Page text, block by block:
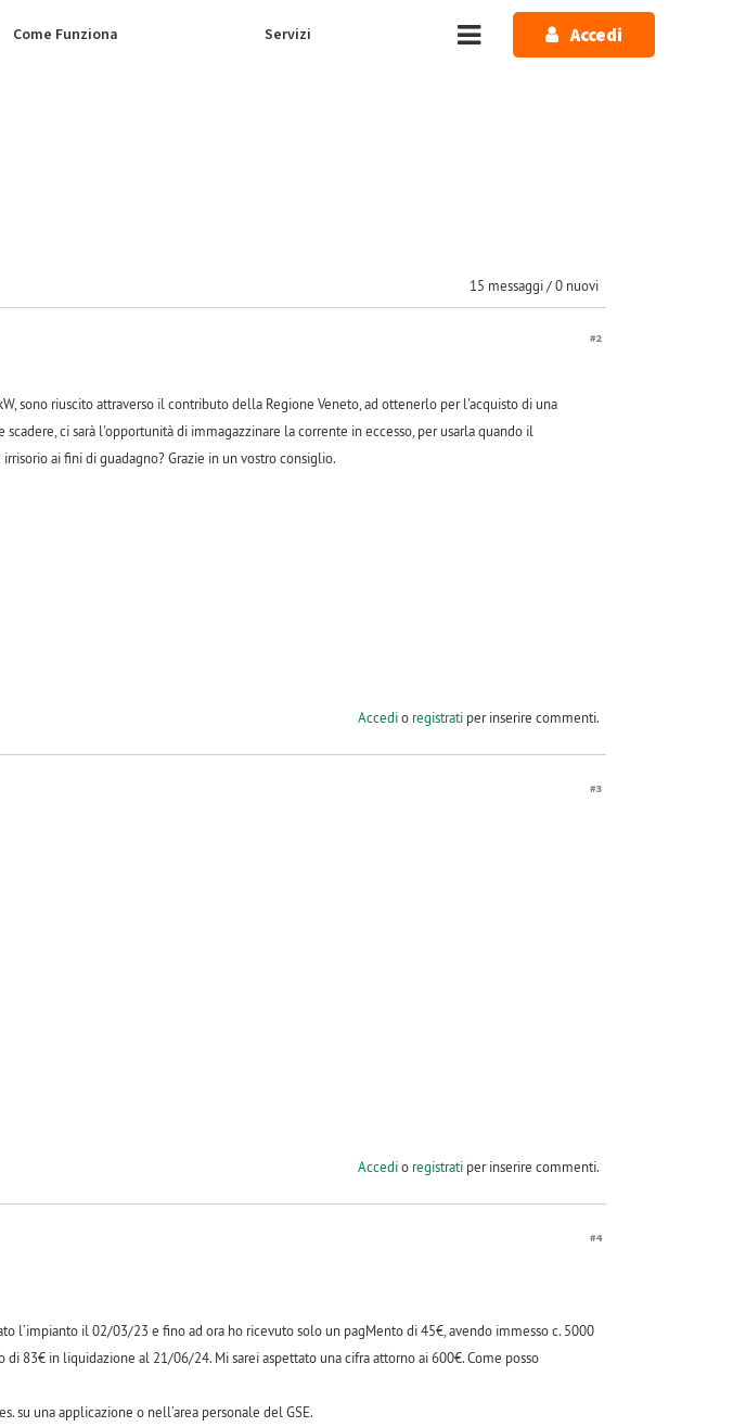
Come Funziona Servizi Accedi
15 messaggi / 0 nuovi
#2
sono riuscito attraverso il contributo della Regione Veneto, ad ottenerlo per l'acquisto di una
ci sarà l'opportunità di immagazzinare la corrente in eccesso, per usarla quando il
ai fini di guadagno? Grazie in un vostro consiglio.
Accedio registratiper inserire commenti.
#3
Accedio registratiper inserire commenti.
#4
l’impianto il 02/03/23 e fino ad ora ho ricevuto solo un pagMento di 45€, avendo immesso c. 5000
83€ in liquidazione al 21/06/24. Mi sarei aspettato una cifra attorno ai 600€. Come posso
su una applicazione o nell’area personale del GSE.